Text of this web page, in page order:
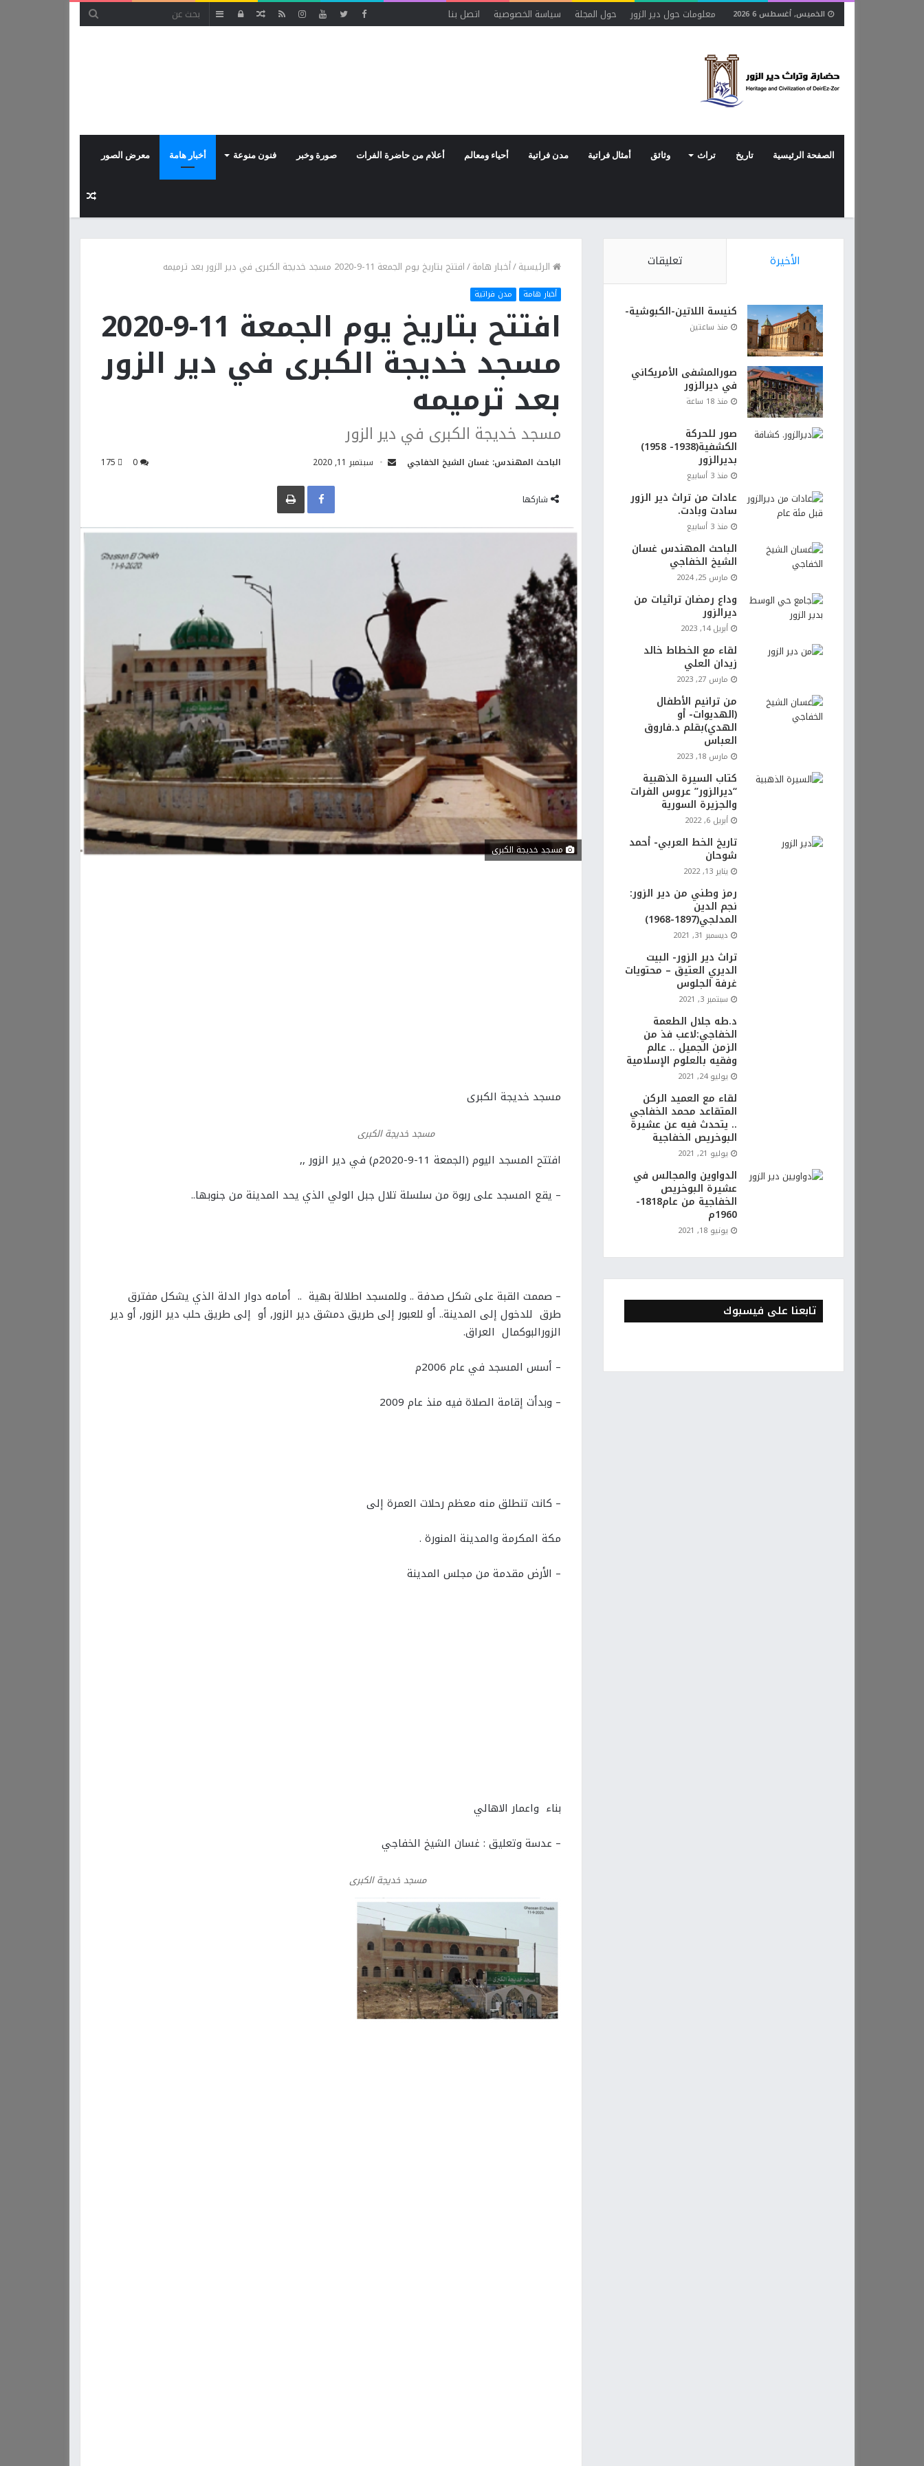
الخميس, أغسطس 6 2026 معلومات حول دير الزور حول المجلة سياسة الخصوصية اتصل بنا
إضافةتسجيل مقال
الصفحة الرئيسية تاريخ تراث وثائق أمثال فراتية مدن فراتية أحياء ومعالم أعلام من حاضرة الفرات صورة وخبر فنون منوعة أخبار هامة معرض الصور
مقال
عشوائي
الرئيسية/أخبار هامة/افتتح بتاريخ يوم الجمعة 11-9-2020 مسجد خديجة الكبرى في دير الزور بعد ترميمه
أخبار هامة مدن فراتية
افتتح بتاريخ يوم الجمعة 11-9-2020
مسجد خديجة الكبرى في دير الزور
بعد ترميمه
مسجد خديجة الكبرى في دير الزور
الباحث المهندس: غسان الشيخ الخفاجي سبتمبر 11, 2020 0
175
شاركها
Facebook طباعة
مسجد خديجة الكبرى
مسجد خديجة الكبرى
مسجد خديجة الكبرى
افتتح المسجد اليوم (الجمعة 11-9-2020م) في دير الزور ,,
– يقع المسجد على ربوة من سلسلة تلال جبل الولي الذي يحد المدينة من جنوبها..
– صممت القبة على شكل صدفة .. وللمسجد اطلالة بهية .. أمامه دوار الدلة الذي يشكل مفترق
طرق للدخول إلى المدينة.. أو للعبور إلى طريق دمشق دير الزور, أو إلى طريق حلب دير الزور, أو دير
الزورالبوكمال العراق.
– أسس المسجد في عام 2006م
– وبدأت إقامة الصلاة فيه منذ عام 2009
– كانت تنطلق منه معظم رحلات العمرة إلى
مكة المكرمة والمدينة المنورة .
– الأرض مقدمة من مجلس المدينة
بناء واعمار الاهالي
– عدسة وتعليق : غسان الشيخ الخفاجي
مسجد خديجة الكبرى
الأخيرة تعليقات
كنيسة اللاتين-الكبوشية-
منذ ساعتين
صورالمشفى الأمريكاني
في ديرالزور
منذ 18 ساعة
صور للحركة
الكشفية(1938- 1958)
بديرالزور
منذ 3 أسابيع
عادات من تراث دير الزور
سادت وبادت.
منذ 3 أسابيع
الباحث المهندس غسان
الشيخ الخفاجي
مارس 25, 2024
وداع رمضان تراثيات من
ديرالزور
أبريل 14, 2023
لقاء مع الخطاط خالد
زيدان العلي
مارس 27, 2023
من ترانيم الأطفال
(الهديوات- أو
الهدي)بقلم د.فاروق
العباس
مارس 18, 2023
كتاب السيرة الذهبية
“ديرالزور” عروس الفرات
والجزيرة السورية
أبريل 6, 2022
تاريخ الخط العربي- أحمد
شوحان
يناير 13, 2022
رمز وطني من دير الزور:
نجم الدين
المدلجي(1897-1968)
ديسمبر 31, 2021
تراث دير الزور- البيت
الديري العتيق – محتويات
غرفة الجلوس
سبتمبر 3, 2021
د.طه جلال الطعمة
الخفاجي:لاعب فذ من
الزمن الجميل .. عالم
وفقيه بالعلوم الإسلامية
يوليو 24, 2021
لقاء مع العميد الركن
المتقاعد محمد الخفاجي
.. يتحدث فيه عن عشيرة
البوخريص الخفاجية
يوليو 21, 2021
الدواوين والمجالس في
عشيرة البوخريص
الخفاجية من عام1818-
1960م
يونيو 18, 2021
تابعنا على فيسبوك